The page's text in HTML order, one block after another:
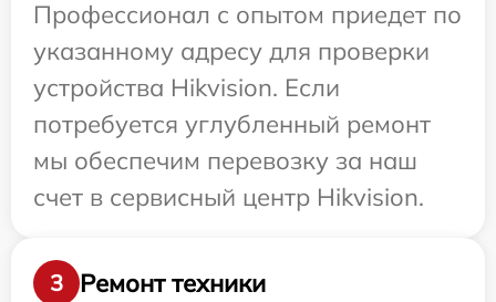
Профессионал с опытом приедет по
указанному адресу для проверки
устройства Hikvision. Если
потребуется углубленный ремонт
мы обеспечим перевозку за наш
счет в сервисный центр Hikvision.
3
Ремонт техники